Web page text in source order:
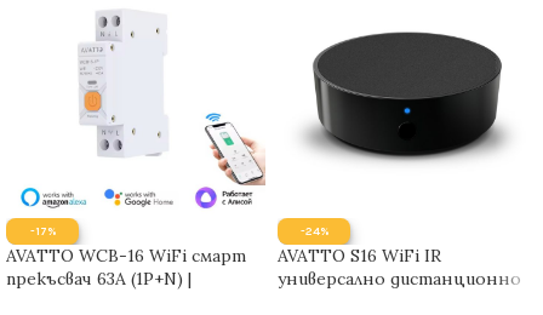
-17%
AVATTO WCB-16 WiFi смарт
прекъсвач 63A (1P+N) |
-24%
AVATTO S16 WiFi IR
универсално дистанционно